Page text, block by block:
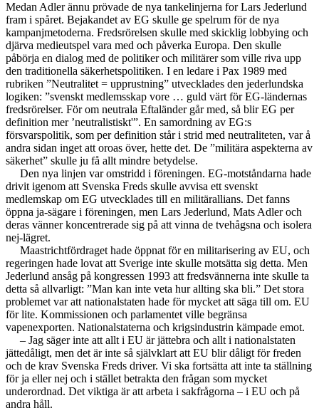
Medan Adler ännu prövade de nya tankelinjerna for Lars Jederlund
fram i spåret. Bejakandet av EG skulle ge spelrum för de nya
kampanjmetoderna. Fredsrörelsen skulle med skicklig lobbying och
djärva medieutspel vara med och påverka Europa. Den skulle
påbörja en dialog med de politiker och militärer som ville riva upp
den traditionella säkerhetspolitiken. I en ledare i Pax 1989 med
rubriken ”Neutralitet = upprustning” utvecklades den jederlundska
logiken: ”svenskt medlemsskap vore … guld värt för EG-ländernas
fredsrörelser. För om neutrala Eftaländer går med, så blir EG per
definition mer ’neutralistiskt'”. En samordning av EG:s
försvarspolitik, som per definition står i strid med neutraliteten, var å
andra sidan inget att oroas över, hette det. De ”militära aspekterna av
säkerhet” skulle ju få allt mindre betydelse.
Den nya linjen var omstridd i föreningen. EG-motståndarna hade
drivit igenom att Svenska Freds skulle avvisa ett svenskt
medlemskap om EG utvecklades till en militärallians. Det fanns
öppna ja-sägare i föreningen, men Lars Jederlund, Mats Adler och
deras vänner koncentrerade sig på att vinna de tvehågsna och isolera
nej-lägret.
Maastrichtfördraget hade öppnat för en militarisering av EU, och
regeringen hade lovat att Sverige inte skulle motsätta sig detta. Men
Jederlund ansåg på kongressen 1993 att fredsvännerna inte skulle ta
detta så allvarligt: ”Man kan inte veta hur allting ska bli.” Det stora
problemet var att nationalstaten hade för mycket att säga till om. EU
för lite. Kommissionen och parlamentet ville begränsa
vapenexporten. Nationalstaterna och krigsindustrin kämpade emot.
– Jag säger inte att allt i EU är jättebra och allt i nationalstaten
jättedåligt, men det är inte så självklart att EU blir dåligt för freden
och de krav Svenska Freds driver. Vi ska fortsätta att inte ta ställning
för ja eller nej och i stället betrakta den frågan som mycket
underordnad. Det viktiga är att arbeta i sakfrågorna – i EU och på
andra håll.